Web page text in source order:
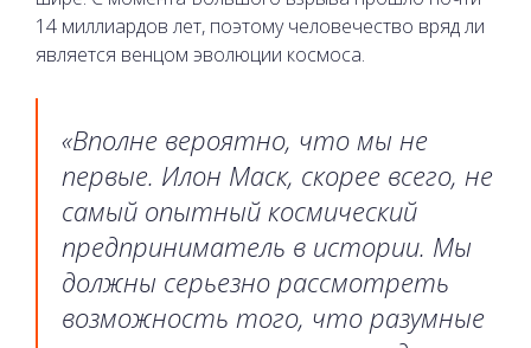
14 миллиардов лет, поэтому человечество вряд ли
является венцом эволюции космоса.
«Вполне вероятно, что мы не
первые. Илон Маск, скорее всего, не
самый опытный космический
предприниматель в истории. Мы
должны серьезно рассмотреть
возможность того, что разумные